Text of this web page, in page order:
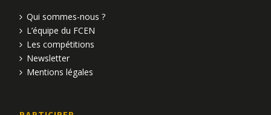
Qui sommes-nous ?
L’équipe du FCEN
Les compétitions
Newsletter
Mentions légales